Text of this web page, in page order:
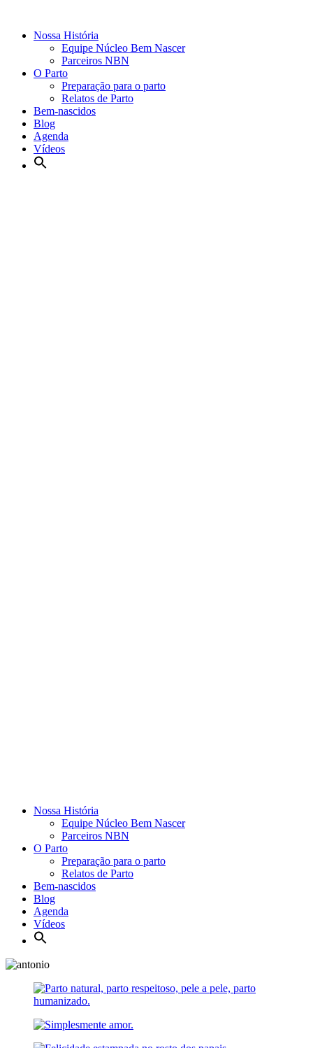
Nossa História
Equipe Núcleo Bem Nascer
Parceiros NBN
O Parto
Preparação para o parto
Relatos de Parto
Bem-nascidos
Blog
Agenda
Vídeos
Nossa História
Equipe Núcleo Bem Nascer
Parceiros NBN
O Parto
Preparação para o parto
Relatos de Parto
Bem-nascidos
Blog
Agenda
Vídeos